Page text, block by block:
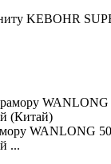
KEBOHR
WANLONG
...